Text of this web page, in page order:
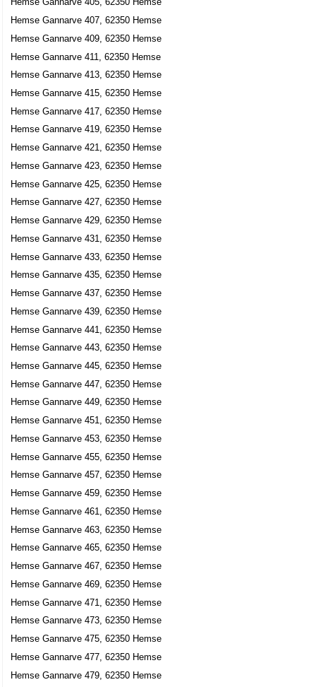
Hemse Gannarve 407, 62350 Hemse
Hemse Gannarve 409, 62350 Hemse
Hemse Gannarve 411, 62350 Hemse
Hemse Gannarve 413, 62350 Hemse
Hemse Gannarve 415, 62350 Hemse
Hemse Gannarve 417, 62350 Hemse
Hemse Gannarve 419, 62350 Hemse
Hemse Gannarve 421, 62350 Hemse
Hemse Gannarve 423, 62350 Hemse
Hemse Gannarve 425, 62350 Hemse
Hemse Gannarve 427, 62350 Hemse
Hemse Gannarve 429, 62350 Hemse
Hemse Gannarve 431, 62350 Hemse
Hemse Gannarve 433, 62350 Hemse
Hemse Gannarve 435, 62350 Hemse
Hemse Gannarve 437, 62350 Hemse
Hemse Gannarve 439, 62350 Hemse
Hemse Gannarve 441, 62350 Hemse
Hemse Gannarve 443, 62350 Hemse
Hemse Gannarve 445, 62350 Hemse
Hemse Gannarve 447, 62350 Hemse
Hemse Gannarve 449, 62350 Hemse
Hemse Gannarve 451, 62350 Hemse
Hemse Gannarve 453, 62350 Hemse
Hemse Gannarve 455, 62350 Hemse
Hemse Gannarve 457, 62350 Hemse
Hemse Gannarve 459, 62350 Hemse
Hemse Gannarve 461, 62350 Hemse
Hemse Gannarve 463, 62350 Hemse
Hemse Gannarve 465, 62350 Hemse
Hemse Gannarve 467, 62350 Hemse
Hemse Gannarve 469, 62350 Hemse
Hemse Gannarve 471, 62350 Hemse
Hemse Gannarve 473, 62350 Hemse
Hemse Gannarve 475, 62350 Hemse
Hemse Gannarve 477, 62350 Hemse
Hemse Gannarve 479, 62350 Hemse